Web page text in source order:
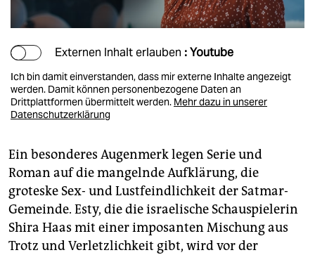
Externen Inhalt erlauben : Youtube
Ich bin damit einverstanden, dass mir externe Inhalte angezeigt
werden. Damit können personenbezogene Daten an
Drittplattformen übermittelt werden. Mehr dazu in unserer
Datenschutzerklärung
Ein besonderes Augenmerk legen Serie und
Roman auf die mangelnde Aufklärung, die
groteske Sex- und Lustfeindlichkeit der Satmar-
Gemeinde. Esty, die die israelische Schauspielerin
Shira Haas mit einer imposanten Mischung aus
Trotz und Verletzlichkeit gibt, wird vor der